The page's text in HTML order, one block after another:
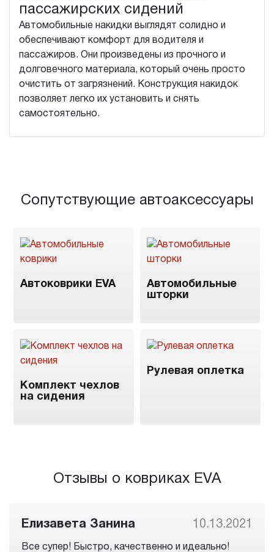
пассажирских сидений
Автомобильные накидки выглядят солидно и
обеспечивают комфорт для водителя и
пассажиров. Они произведены из прочного и
долговечного материала, который очень просто
очистить от загрязнений. Конструкция накидок
позволяет легко их установить и снять
самостоятельно.
Сопутствующие автоаксессуары
Автоковрики EVA
Автомобильные
шторки
Комплект чехлов
на сидения
Рулевая оплетка
Отзывы о ковриках EVA
Елизавета Занина 10.13.2021
Все супер! Быстро, качественно и идеально!